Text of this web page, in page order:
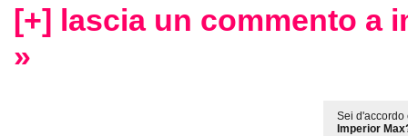
[+] lascia un commento a
»
Sei d'accordo
Imperior